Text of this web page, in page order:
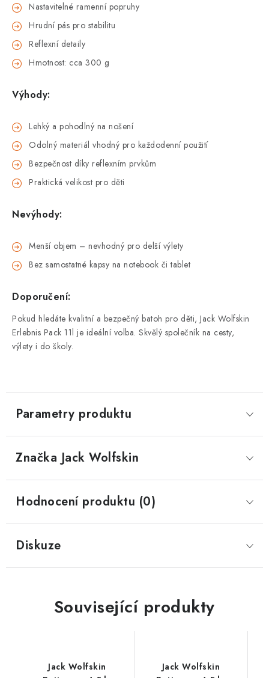
Nastavitelné ramenní popruhy
Hrudní pás pro stabilitu
Reflexní detaily
Hmotnost: cca 300 g
Výhody:
Lehký a pohodlný na nošení
Odolný materiál vhodný pro každodenní použití
Bezpečnost díky reflexním prvkům
Praktická velikost pro děti
Nevýhody:
Menší objem – nevhodný pro delší výlety
Bez samostatné kapsy na notebook či tablet
Doporučení:
Pokud hledáte kvalitní a bezpečný batoh pro děti, Jack Wolfskin
Erlebnis Pack 11l je ideální volba. Skvělý společník na cesty,
výlety i do školy.
Parametry produktu
Značka Jack Wolfskin
Hodnocení produktu (0)
Diskuze
Související produkty
Jack Wolfskin
Jack Wolfskin